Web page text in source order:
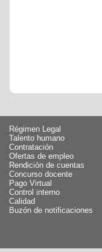
Régimen Legal
Talento humano
Contratación
Ofertas de empleo
Rendición de cuentas
Concurso docente
Pago Virtual
Control interno
Calidad
Buzón de notificaciones